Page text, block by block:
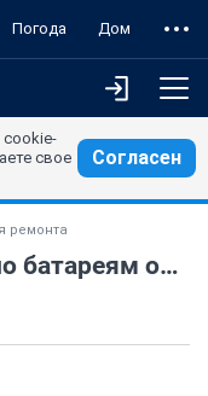
Погода Дом
cookie-
свое
Согласен
ремонта
Как избавиться от шума по батареям от соседей